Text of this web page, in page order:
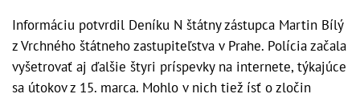
Informáciu potvrdil Deníku N štátny zástupca Martin Bílý
z Vrchného štátneho zastupiteľstva v Prahe. Polícia začala
vyšetrovať aj ďalšie štyri príspevky na internete, týkajúce
sa útokov z 15. marca. Mohlo v nich tiež ísť o zločin